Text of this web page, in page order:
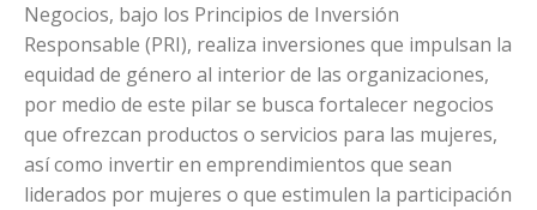
Negocios, bajo los Principios de Inversión
Responsable (PRI), realiza inversiones que impulsan la
equidad de género al interior de las organizaciones,
por medio de este pilar se busca fortalecer negocios
que ofrezcan productos o servicios para las mujeres,
así como invertir en emprendimientos que sean
liderados por mujeres o que estimulen la participación